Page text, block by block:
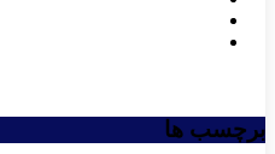
برچسب ها